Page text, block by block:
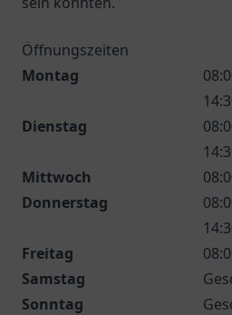
Öffnungszeiten
Montag
Dienstag
Mittwoch
Donnerstag
Freitag
Samstag
Sonntag